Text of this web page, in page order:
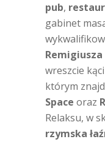
pub,
gabinet
wreszcie
którym
Space oraz
Relaksu, w
rzymska